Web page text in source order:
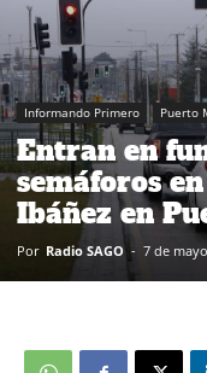
Informando Primero Puerto
Entran en
semáforos
Ibáñez en
Por Radio SAGO - 7 de